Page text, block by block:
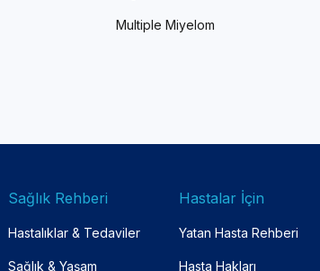
Multiple Miyelom
Sağlık Rehberi
Hastalıklar & Tedaviler
Sağlık & Yaşam
Hastalar İçin
Yatan Hasta Rehberi
Hasta Hakları